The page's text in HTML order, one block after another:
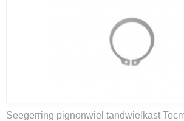
Seegerring pignonwiel tandwielkast